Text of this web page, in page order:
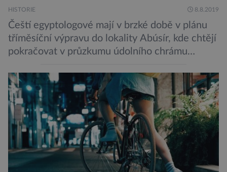
HISTORIE 8.8.2019
Čeští egyptologové mají v brzké době v plánu
tříměsíční výpravu do lokality Abúsír, kde chtějí
pokračovat v průzkumu údolního chrámu
Ceje. Lucie Jirásková z Českého
egyptologického ústavu FF UK řekla, že je
v plánu také zpracování vykopaných předmětů.
„V průběhu výzkumů není moc času na
zpracování nálezů. Necháváme si na to tedy
měsíc, kdy […]